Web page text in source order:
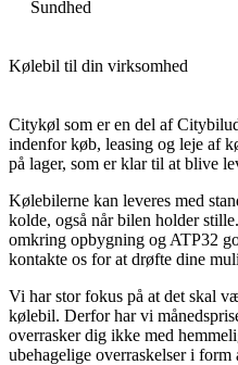
Sundhed
Kølebil til din virksomhed
Citykøl som er en del af
indenfor køb, leasing og leje af
på lager, som er klar til at blive
Kølebilerne kan leveres med
kolde, også når bilen holder
omkring opbygning og ATP32
kontakte os for at drøfte dine
Vi har stor fokus på at det skal
kølebil. Derfor har vi
overrasker dig ikke med
ubehagelige overraskelser i form